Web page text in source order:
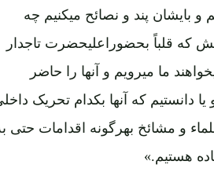
بایشان پند و نصائح میکنیم چه
که قلباً بحضوراعلیحضرت تاجدار
ما میرویم و آنها را حاضر
دانستیم که آنها بکدام تحریک داخلی
و مشائخ بهرگونه اقدامات حتی به
هستیم.»